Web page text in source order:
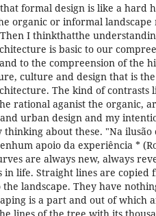
formal design is like a hard
organic or informal
I thinkthatthe
is basic to our
to the compreension of the
culture and design that is
The kind of contrasts
rational aganist the organic,
urban design and my
about these. "Na ilusão
apoio da experiência *
are always new, always
in life. Straight lines are copied
the landscape. They have
is a part and out of which